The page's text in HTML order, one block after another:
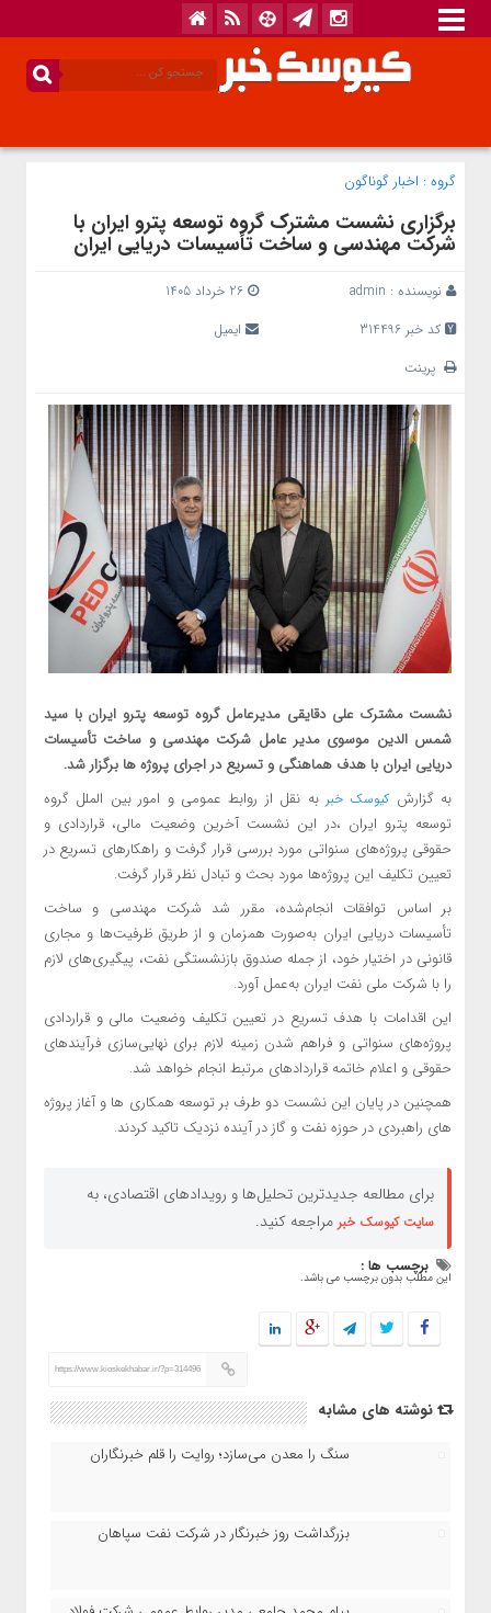
گروه : اخبار گوناگون
برگزاری نشست مشترک گروه توسعه پترو ایران با
شرکت مهندسی و ساخت تأسیسات دریایی ایران
نویسنده : admin
26 خرداد 1405
کد خبر 314496
ایمیل
پرینت
نشست مشترک علی دقایقی مدیرعامل گروه توسعه پترو ایران با سید
شمس الدین موسوی مدیر عامل شرکت مهندسی و ساخت تأسیسات
دریایی ایران با هدف هماهنگی و تسریع در اجرای پروژه ها برگزار شد.
به گزارش کیوسک خبربه نقل از روابط عمومی و امور بین الملل گروه
توسعه پترو ایران ،در این نشست آخرین وضعیت مالی، قراردادی و
حقوقی پروژه‌های سنواتی مورد بررسی قرار گرفت و راهکارهای تسریع در
تعیین تکلیف این پروژه‌ها مورد بحث و تبادل نظر قرار گرفت.
بر اساس توافقات انجام‌شده، مقرر شد شرکت مهندسی و ساخت
تأسیسات دریایی ایران به‌صورت همزمان و از طریق ظرفیت‌ها و مجاری
قانونی در اختیار خود، از جمله صندوق بازنشستگی نفت، پیگیری‌های لازم
را با شرکت ملی نفت ایران به‌عمل آورد.
این اقدامات با هدف تسریع در تعیین تکلیف وضعیت مالی و قراردادی
پروژه‌های سنواتی و فراهم شدن زمینه لازم برای نهایی‌سازی فرآیندهای
حقوقی و اعلام خاتمه قراردادهای مرتبط انجام خواهد شد.
همچنین در پایان این نشست دو طرف بر توسعه همکاری ها و آغاز پروژه
های راهبردی در حوزه نفت و گاز در آینده نزدیک تاکید کردند.
برای مطالعه جدیدترین تحلیل‌ها و رویدادهای اقتصادی، به
سایت کیوسک خبر مراجعه کنید.
برچسب ها :
این مطلب بدون برچسب می باشد.
https://www.kioskekhabar.ir/?p=314496
نوشته های مشابه
سنگ را معدن می‌سازد؛ روایت را قلم خبرنگاران
بزرگداشت روز خبرنگار در شرکت نفت سپاهان